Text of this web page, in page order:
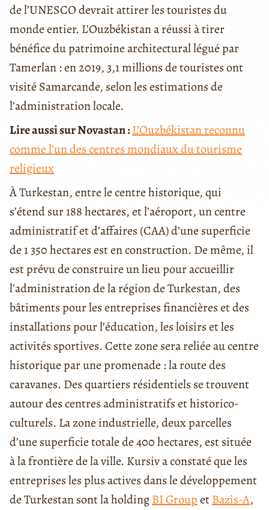
de l’UNESCO devrait attirer les touristes du
monde entier. L’Ouzbékistan a réussi à tirer
bénéfice du patrimoine architectural légué par
Tamerlan : en 2019, 3,1 millions de touristes ont
visité Samarcande, selon les estimations de
l’administration locale.
Lire aussi sur Novastan :L’Ouzbékistan reconnu
comme l’un des centres mondiaux du tourisme
religieux
À Turkestan, entre le centre historique, qui
s’étend sur 188 hectares, et l’aéroport, un centre
administratif et d’affaires (CAA) d’une superficie
de 1 350 hectares est en construction. De même, il
est prévu de construire un lieu pour accueillir
l’administration de la région de Turkestan, des
bâtiments pour les entreprises financières et des
installations pour l’éducation, les loisirs et les
activités sportives. Cette zone sera reliée au centre
historique par une promenade : la route des
caravanes. Des quartiers résidentiels se trouvent
autour des centres administratifs et historico-
culturels. La zone industrielle, deux parcelles
d’une superficie totale de 400 hectares, est située
à la frontière de la ville. Kursiv a constaté que les
entreprises les plus actives dans le développement
de Turkestan sont la holdingBI GroupetBazis-A,